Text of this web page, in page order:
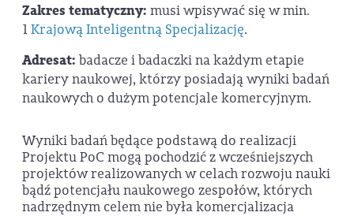
Zakres tematyczny: musi wpisywać się w min.
1 Krajową Inteligentną Specjalizację.
Adresat: badacze i badaczki na każdym etapie
kariery naukowej, którzy posiadają wyniki badań
naukowych o dużym potencjale komercyjnym.
Wyniki badań będące podstawą do realizacji
Projektu PoC mogą pochodzić z wcześniejszych
projektów realizowanych w celach rozwoju nauki
bądź potencjału naukowego zespołów, których
nadrzędnym celem nie była komercjalizacja